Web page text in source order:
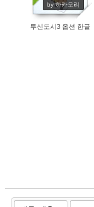
by 하카모리
2817
투신도시3 옵션 한글